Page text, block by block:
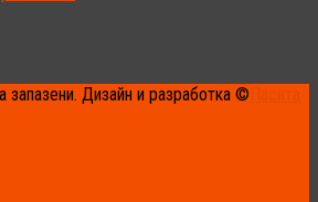
запазени. Дизайн и разработка ©